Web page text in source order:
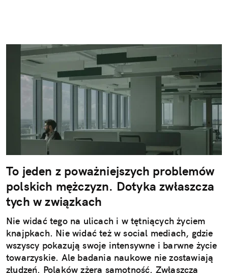
To jeden z poważniejszych problemów
polskich mężczyzn. Dotyka zwłaszcza
tych w związkach
Nie widać tego na ulicach i w tętniących życiem
knajpkach. Nie widać też w social mediach, gdzie
wszyscy pokazują swoje intensywne i barwne życie
towarzyskie. Ale badania naukowe nie zostawiają
złudzeń. Polaków zżera samotność. Zwłaszcza